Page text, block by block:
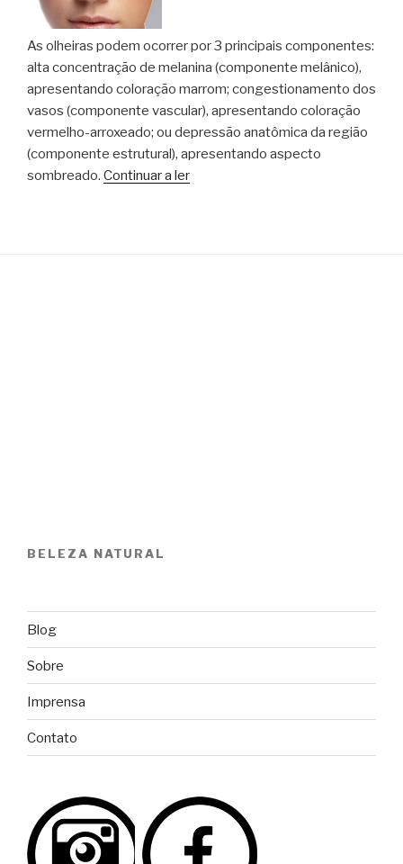
As olheiras podem ocorrer por 3 principais componentes:
alta concentração de melanina (componente melânico),
apresentando coloração marrom; congestionamento dos
vasos (componente vascular), apresentando coloração
vermelho-arroxeado; ou depressão anatômica da região
(componente estrutural), apresentando aspecto
sombreado. Continuar a ler
BELEZA NATURAL
Blog
Sobre
Imprensa
Contato